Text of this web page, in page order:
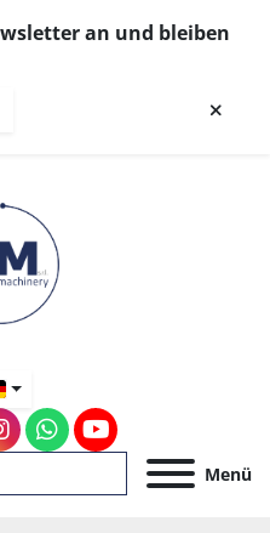
an und bleiben
Menü
whatsapp
youtube